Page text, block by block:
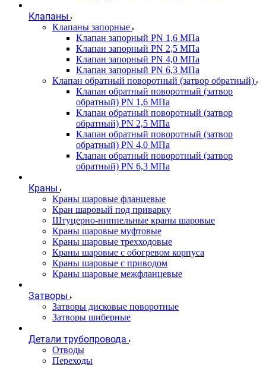
Клапаны
Клапаны запорные
Клапан запорный PN 1,6 МПа
Клапан запорный PN 2,5 МПа
Клапан запорный PN 4,0 МПа
Клапан запорный PN 6,3 МПа
Клапан обратный поворотный (затвор обратный)
Клапан обратный поворотный (затвор
обратный) PN 1,6 МПа
Клапан обратный поворотный (затвор
обратный) PN 2,5 МПа
Клапан обратный поворотный (затвор
обратный) PN 4,0 МПа
Клапан обратный поворотный (затвор
обратный) PN 6,3 МПа
Краны
Краны шаровые фланцевые
Кран шаровый под приварку
Штуцерно-ниппельные краны шаровые
Краны шаровые муфтовые
Краны шаровые трехходовые
Краны шаровые с обогревом корпуса
Краны шаровые с приводом
Краны шаровые межфланцевые
Затворы
Затворы дисковые поворотные
Затворы шиберные
Детали трубопровода
Отводы
Переходы